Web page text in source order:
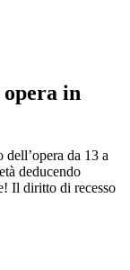
opera in
da 13 a
deducendo
Il diritto di recesso